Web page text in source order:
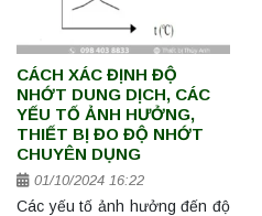
CÁCH XÁC ĐỊNH ĐỘ
NHỚT DUNG DỊCH, CÁC
YẾU TỐ ẢNH HƯỞNG,
THIẾT BỊ ĐO ĐỘ NHỚT
CHUYÊN DỤNG
01/10/2024 16:22
Các yếu tố ảnh hưởng đến độ